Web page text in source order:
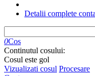
Detalii complete
0Cos
Continutul cosului:
Cosul este gol
Vizualizati cosul Procesare